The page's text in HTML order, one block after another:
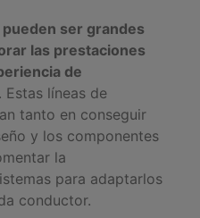
ser grandes
las prestaciones
de
. Estas líneas de
tanto en conseguir
y los componentes
la
para adaptarlos
conductor.